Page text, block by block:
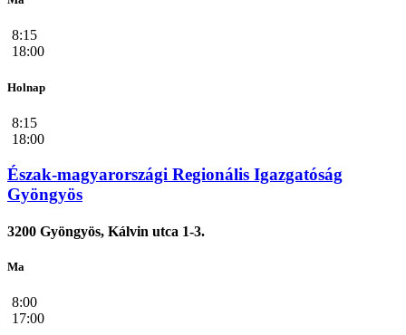
8:15
18:00
Holnap
8:15
18:00
Észak-magyarországi Regionális Igazgatóság
Gyöngyös
3200 Gyöngyös, Kálvin utca 1-3.
Ma
8:00
17:00